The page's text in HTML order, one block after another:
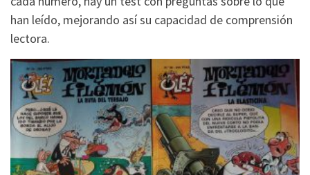
han leído, mejorando así su capacidad de comprensión
lectora.